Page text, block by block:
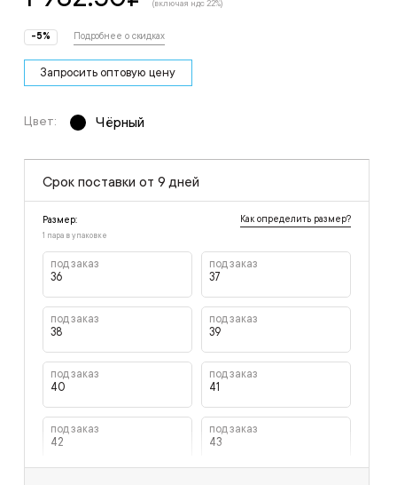
(включая ндс 22%)
-5% Подробнее о скидках
Запросить оптовую цену
Цвет: Чёрный
Срок поставки от 9 дней
Размер: Как определить размер?
1 пара в упаковке
под заказ
36
под заказ
37
под заказ
38
под заказ
39
под заказ
40
под заказ
41
под заказ
42
под заказ
43